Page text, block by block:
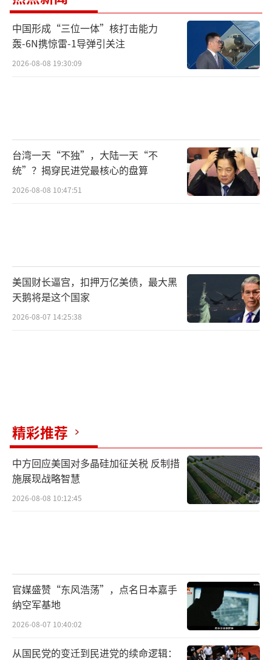
中国形成“三位一体”核打击能力
轰-6N携惊雷-1导弹引关注
2026-08-08 19:30:09
台湾一天“不独”，大陆一天“不
统”？揭穿民进党最核心的盘算
2026-08-08 10:47:51
美国财长逼宫，扣押万亿美债，最大黑
天鹅将是这个国家
2026-08-07 14:25:38
精彩推荐
中方回应美国对多晶硅加征关税 反制措
施展现战略智慧
2026-08-08 10:12:45
官媒盛赞“东风浩荡”，点名日本嘉手
纳空军基地
2026-08-07 10:40:02
从国民党的变迁到民进党的续命逻辑：